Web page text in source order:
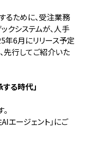
るために、受注業務
クシステムが、人手
年6月にリリース予定
先行してご紹介いた
る時代」
エージェント」にご